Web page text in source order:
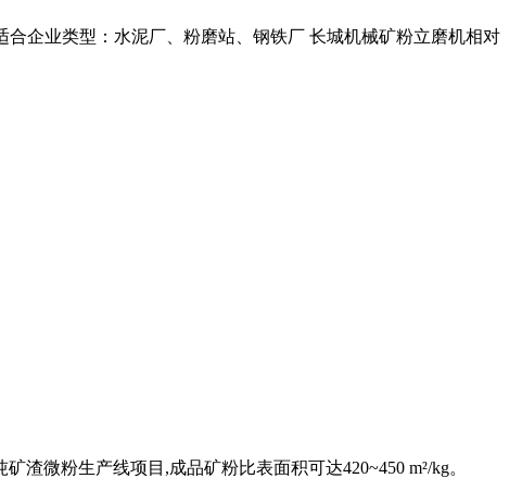
企业类型：水泥厂、粉磨站、钢铁厂 长城机械矿粉立磨机相对
微粉生产线项目,成品矿粉比表面积可达420~450 m²/kg。